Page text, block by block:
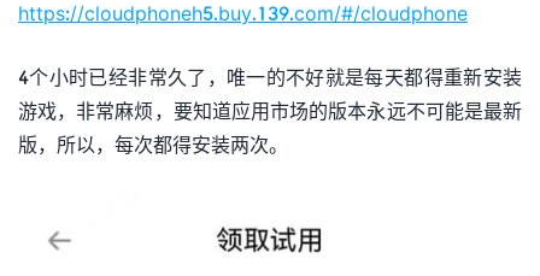
https://cloudphoneh5.buy.139.com/#/cloudphone
4个小时已经非常久了，唯一的不好就是每天都得重新安装
游戏，非常麻烦，要知道应用市场的版本永远不可能是最新
版，所以，每次都得安装两次。